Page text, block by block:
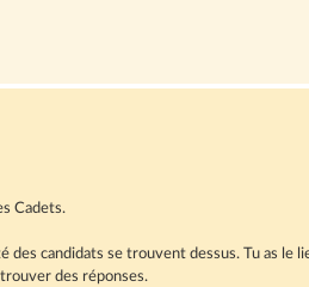
Cadets.
candidats se trouvent dessus. Tu as le
des réponses.